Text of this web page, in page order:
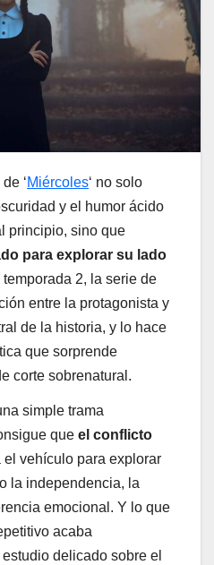
‘Miércoles‘ no solo
y el humor ácido
principio, sino que
para explorar su lado
temporada 2, la serie de
entre la protagonista y
de la historia, y lo hace
que sorprende
corte sobrenatural.
simple trama
que el conflicto
el vehículo para explorar
la independencia, la
emocional. Y lo que
acaba
delicado sobre el